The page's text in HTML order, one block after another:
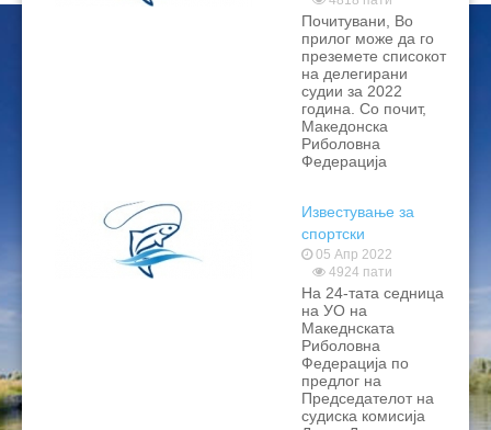
Почитувани, Во
прилог може да го
преземете списокот
на делегирани
судии за 2022
година. Со почит,
Македонска
Риболовна
Федерација
Известување за
спортски
натпревари
05 Апр 2022
4924 пати
На 24-тата седница
на УО на
Македнската
Риболовна
Федерација по
предлог на
Председателот на
судиска комисија